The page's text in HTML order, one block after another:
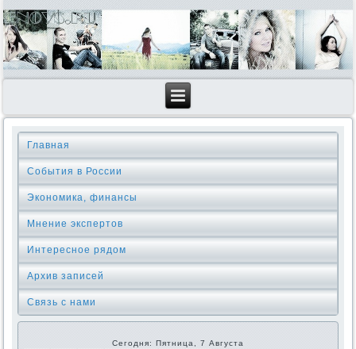
Главная
События в России
Экономика, финансы
Мнение экспертов
Интересное рядом
Архив записей
Связь с нами
Сегодня: Пятница, 7 Августа